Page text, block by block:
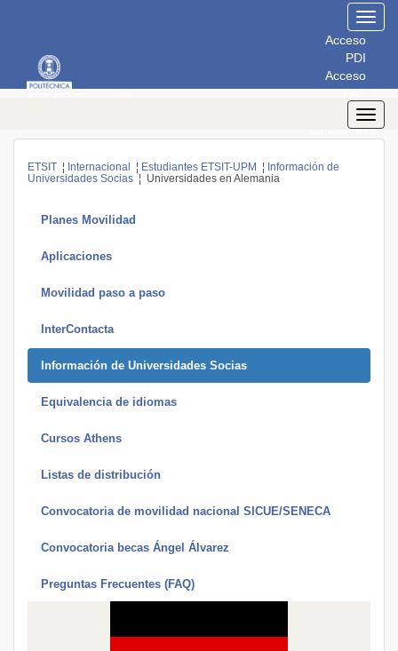
Acceso
PDI
Acceso
PAS
Acceso
Estudiantes
ETSIT ¦ Internacional ¦ Estudiantes ETSIT-UPM ¦ Información de
Universidades Socias ¦ Universidades en Alemania
Planes Movilidad
Aplicaciones
Movilidad paso a paso
InterContacta
Información de Universidades Socias
Equivalencia de idiomas
Cursos Athens
Listas de distribución
Convocatoria de movilidad nacional SICUE/SENECA
Convocatoria becas Ángel Álvarez
Preguntas Frecuentes (FAQ)